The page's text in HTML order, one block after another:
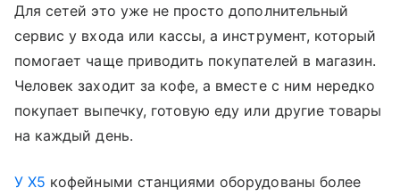
Для сетей это уже не просто дополнительный
сервис у входа или кассы, а инструмент, который
помогает чаще приводить покупателей в магазин.
Человек заходит за кофе, а вместе с ним нередко
покупает выпечку, готовую еду или другие товары
на каждый день.
У X5 кофейными станциями оборудованы более